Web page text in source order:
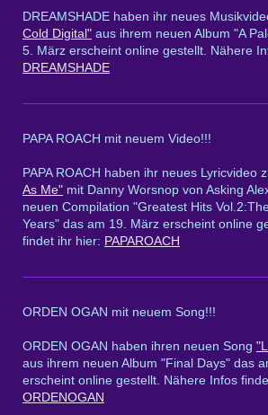
DREAMSHADE haben ihr neues
Cold Digital" aus ihrem neuen Album "A
5. März erscheint online gestellt. Nähere
DREAMSHADE
PAPA ROACH mit neuem Video!!!
PAPA ROACH haben ihr neues Lyricvideo
As Me" mit Danny Worsnop von Asking
neuen Compilation "Greatest Hits
Years" das am 19. März erscheint online
findet ihr hier: PAPAROACH
ORDEN OGAN mit neuem Song!!!
ORDEN OGAN haben ihren neuen Song
aus ihrem neuen Album "Final Days" das
erscheint online gestellt. Nähere Infos
ORDENOGAN